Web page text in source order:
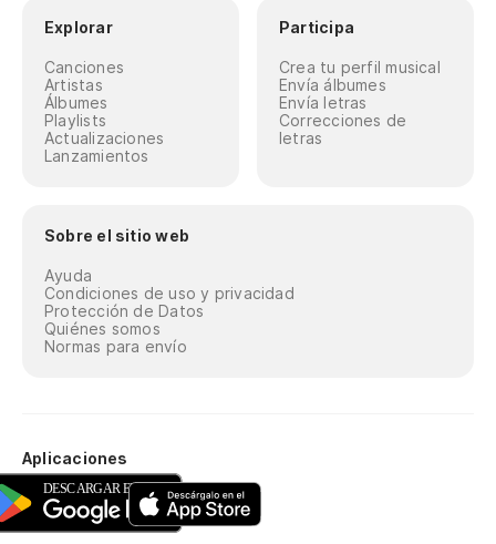
Explorar
Canciones
Artistas
Álbumes
Playlists
Actualizaciones
Lanzamientos
Participa
Crea tu perfil musical
Envía álbumes
Envía letras
Correcciones de
letras
Sobre el sitio web
Ayuda
Condiciones de uso y privacidad
Protección de Datos
Quiénes somos
Normas para envío
Aplicaciones